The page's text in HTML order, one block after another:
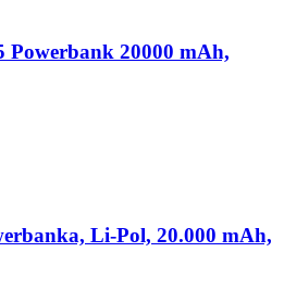
Powerbank 20000 mAh,
Li-Pol, 20.000 mAh,